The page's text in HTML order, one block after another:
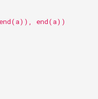
end(a))